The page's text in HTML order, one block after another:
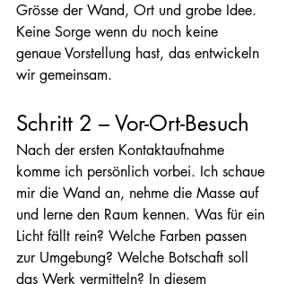
Grösse der Wand, Ort und grobe Idee.
Keine Sorge wenn du noch keine
genaue Vorstellung hast, das entwickeln
wir gemeinsam.
Schritt 2 – Vor-Ort-Besuch
Nach der ersten Kontaktaufnahme
komme ich persönlich vorbei. Ich schaue
mir die Wand an, nehme die Masse auf
und lerne den Raum kennen. Was für ein
Licht fällt rein? Welche Farben passen
zur Umgebung? Welche Botschaft soll
das Werk vermitteln? In diesem